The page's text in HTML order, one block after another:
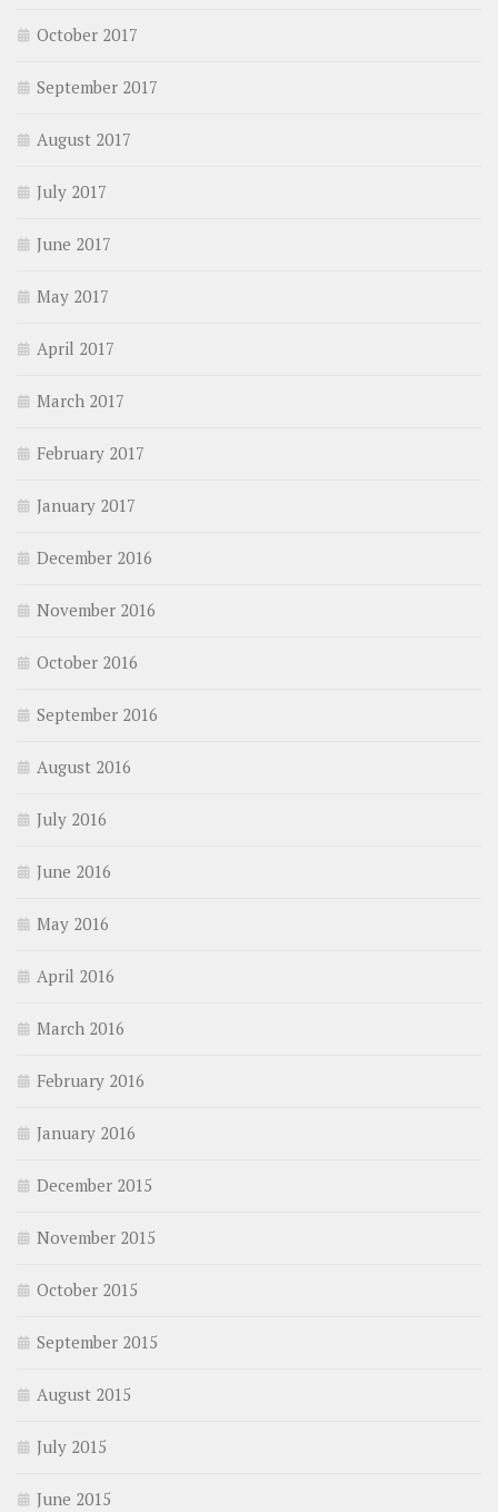
October 2017
September 2017
August 2017
July 2017
June 2017
May 2017
April 2017
March 2017
February 2017
January 2017
December 2016
November 2016
October 2016
September 2016
August 2016
July 2016
June 2016
May 2016
April 2016
March 2016
February 2016
January 2016
December 2015
November 2015
October 2015
September 2015
August 2015
July 2015
June 2015